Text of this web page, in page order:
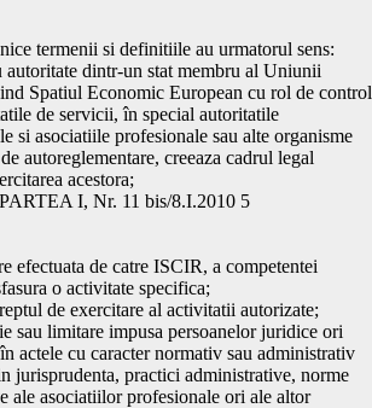
termenii si definitiile au urmatorul sens:
autoritate dintr-un stat membru al Uniunii
Spatiul Economic European cu rol de control
de servicii, în special autoritatile
si asociatiile profesionale sau alte organisme
autoreglementare, creeaza cadrul legal
acestora;
I, Nr. 11 bis/8.I.2010 5
efectuata de catre ISCIR, a competentei
o activitate specifica;
de exercitare al activitatii autorizate;
sau limitare impusa persoanelor juridice ori
actele cu caracter normativ sau administrativ
jurisprudenta, practici administrative, norme
ale asociatiilor profesionale ori ale altor